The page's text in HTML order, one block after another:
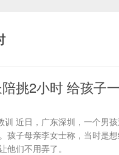
挑2小时 给孩子
近日，广东深圳，一个男
孩子母亲李女士称，当时是
他们不用弄了。